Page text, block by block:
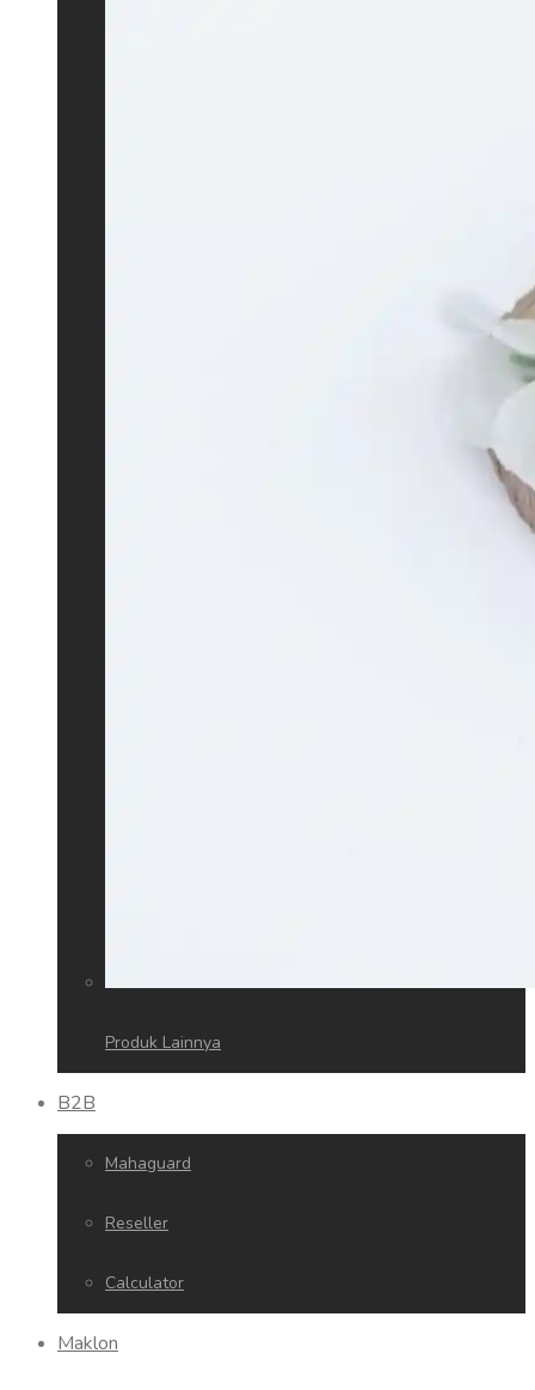
Produk Lainnya
B2B
Mahaguard
Reseller
Calculator
Maklon